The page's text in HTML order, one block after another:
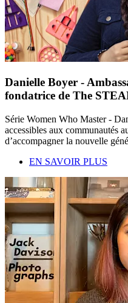
Danielle Boyer -
fondatrice de The
Série Women Who Master -
accessibles aux communautés
d’accompagner la nouvelle
EN SAVOIR PLUS